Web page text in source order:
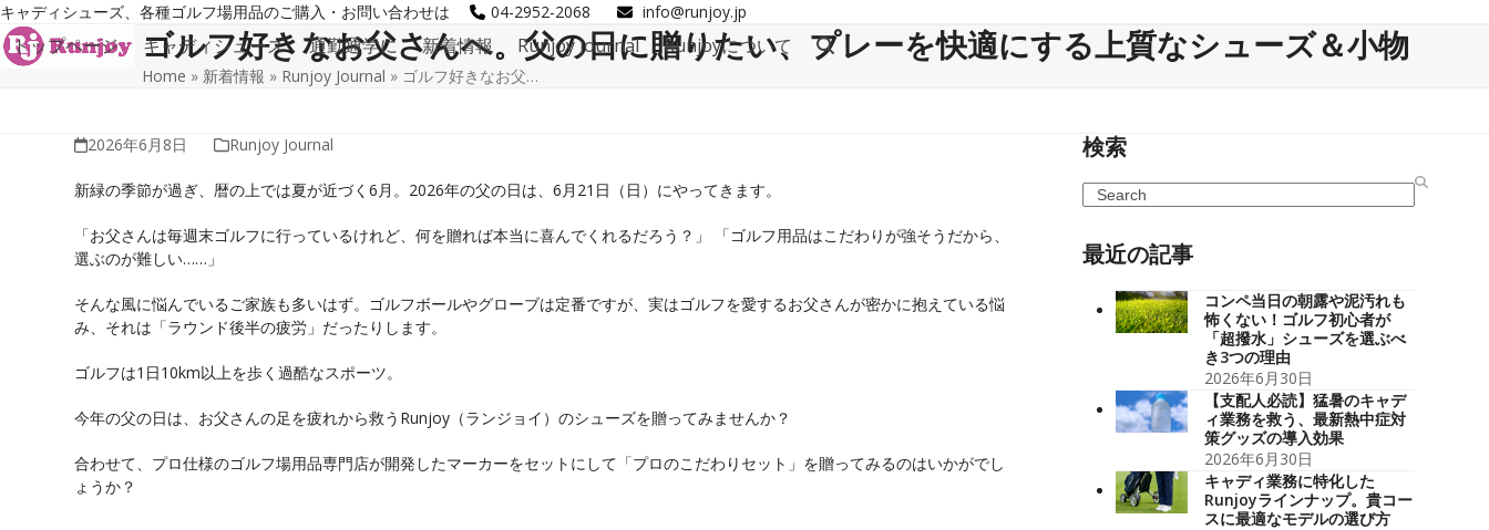
Skip
to
content
キャディシューズ、各種ゴルフ場用品のご購入・お問い合わせは 04-2952-2068 info@runjoy.jp
トップページ キャディシューズ 通勤通学に 新着情報 Runjoy journal Runjoyについて
ゴルフ好きなお父さんへ。父の日に贈りたい、プレーを快適にする上質なシューズ＆小物
Home » 新着情報 » Runjoy Journal » ゴルフ好きなお父…
2026年6月8日 Runjoy Journal
新緑の季節が過ぎ、暦の上では夏が近づく6月。2026年の父の日は、6月21日（日）にやってきます。
「お父さんは毎週末ゴルフに行っているけれど、何を贈れば本当に喜んでくれるだろう？」 「ゴルフ用品はこだわりが強そうだから、
選ぶのが難しい……」
そんな風に悩んでいるご家族も多いはず。ゴルフボールやグローブは定番ですが、実はゴルフを愛するお父さんが密かに抱えている悩
み、それは「ラウンド後半の疲労」だったりします。
ゴルフは1日10km以上を歩く過酷なスポーツ。
今年の父の日は、お父さんの足を疲れから救うRunjoy（ランジョイ）のシューズを贈ってみませんか？
合わせて、プロ仕様のゴルフ場用品専門店が開発したマーカーをセットにして「プロのこだわりセット」を贈ってみるのはいかがでし
ょうか？
検索
Search
最近の記事
コンペ当日の朝露や泥汚れも
怖くない！ゴルフ初心者が
「超撥水」シューズを選ぶべ
き3つの理由
2026年6月30日
【支配人必読】猛暑のキャデ
ィ業務を救う、最新熱中症対
策グッズの導入効果
2026年6月30日
キャディ業務に特化した
Runjoyラインナップ。貴コー
スに最適なモデルの選び方